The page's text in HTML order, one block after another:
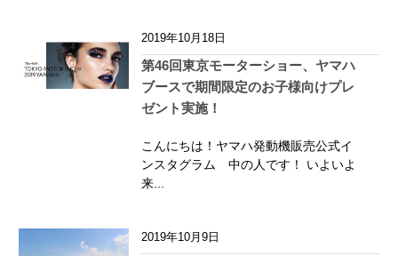
2019年10月18日
第46回東京モーターショー、ヤマハ
ブースで期間限定のお子様向けプレ
ゼント実施！
こんにちは！ヤマハ発動機販売公式イ
ンスタグラム 中の人です！ いよいよ
来...
2019年10月9日